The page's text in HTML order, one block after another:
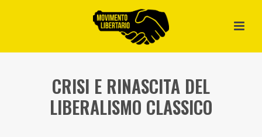
CRISI E RINASCITA DEL
LIBERALISMO CLASSICO